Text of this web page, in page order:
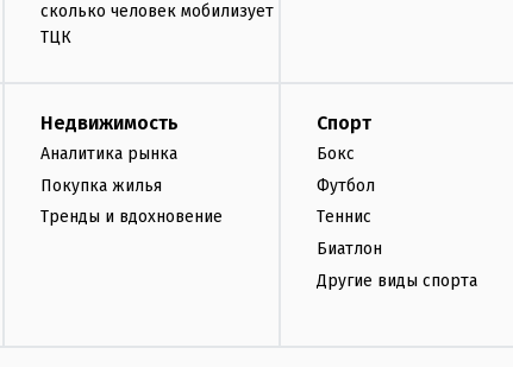
сколько человек мобилизует
ТЦК
Недвижимость
Аналитика рынка
Покупка жилья
Тренды и вдохновение
Спорт
Бокс
Футбол
Теннис
Биатлон
Другие виды спорта